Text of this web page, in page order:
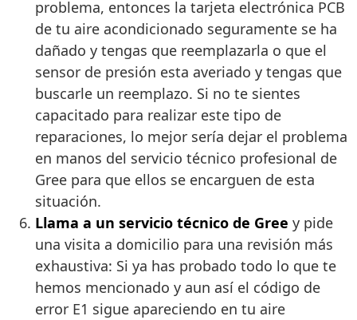
problema, entonces la tarjeta electrónica PCB
de tu aire acondicionado seguramente se ha
dañado y tengas que reemplazarla o que el
sensor de presión esta averiado y tengas que
buscarle un reemplazo. Si no te sientes
capacitado para realizar este tipo de
reparaciones, lo mejor sería dejar el problema
en manos del servicio técnico profesional de
Gree para que ellos se encarguen de esta
situación.
Llama a un servicio técnico de Gree y pide
una visita a domicilio para una revisión más
exhaustiva: Si ya has probado todo lo que te
hemos mencionado y aun así el código de
error E1 sigue apareciendo en tu aire